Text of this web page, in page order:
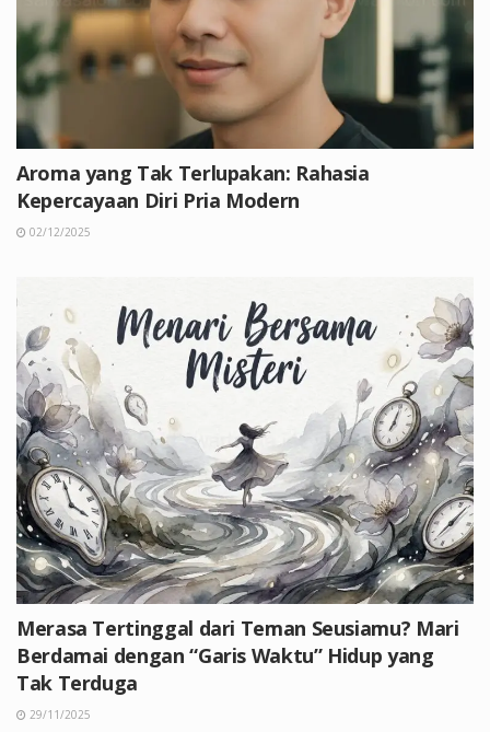
Aroma yang Tak Terlupakan: Rahasia
Kepercayaan Diri Pria Modern
02/12/2025
Merasa Tertinggal dari Teman Seusiamu? Mari
Berdamai dengan “Garis Waktu” Hidup yang
Tak Terduga
29/11/2025